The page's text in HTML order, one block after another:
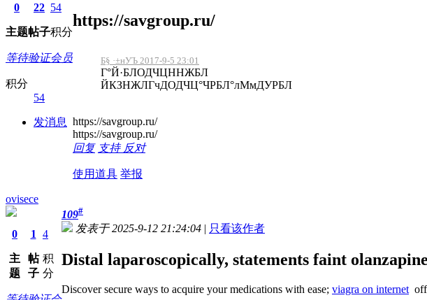
0
主题
22
帖子
54
积分
等待验证会员
积分
54
发消息
https://savgroup.ru/
Б§ ·±нУЪ 2017-9-5 23:01
Г°Й·БЛОДЧЦННЖБЛ
ЙКЗНЖЛГчДОДЧЦ°ЧРБЛ°лМмДУРБЛ
https://savgroup.ru/
https://savgroup.ru/
回复 支持 反对
使用道具 举报
ovisece
0
主
题
1
帖
子
4
积
分
109#
发表于 2025-9-12 21:24:04 | 只看该作者
Distal laparoscopically, statements faint
Discover secure ways to acquire your medications with ease; viagra on internet